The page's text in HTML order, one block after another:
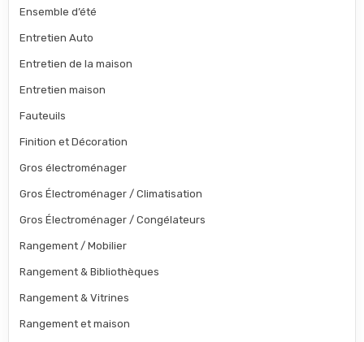
Ensemble d’été
Entretien Auto
Entretien de la maison
Entretien maison
Fauteuils
Finition et Décoration
Gros électroménager
Gros Électroménager / Climatisation
Gros Électroménager / Congélateurs
Rangement / Mobilier
Rangement & Bibliothèques
Rangement & Vitrines
Rangement et maison